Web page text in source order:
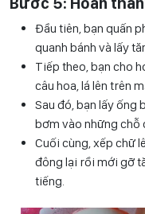
Đầu tiên, bạn quấn
quanh bánh và lấy
Tiếp theo, bạn cho
câu hoa, lá lên trên
Sau đó, bạn lấy ống
bơm vào những chỗ
Cuối cùng, xếp chữ
đông lại rồi mới gỡ
tiếng.